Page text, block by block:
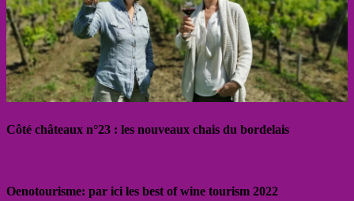
Côté châteaux n°23 : les nouveaux chais du bordelais
Oenotourisme: par ici les best of wine tourism 2022